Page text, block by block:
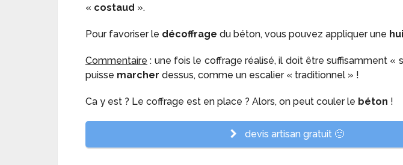
« costaud ».
Pour favoriser le décoffrage du béton, vous pouvez appliquer une
Commentaire : une fois le coffrage réalisé, il doit être suffisamment «
puisse marcher dessus, comme un escalier « traditionnel » !
Ca y est ? Le coffrage est en place ? Alors, on peut couler le béton !
devis artisan gratuit 🙂